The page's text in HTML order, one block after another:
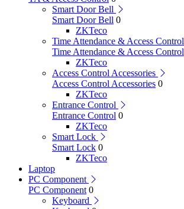
Smart Door Bell
Smart Door Bell 0
ZKTeco
Time Attendance & Access Control
Time Attendance & Access Control
ZKTeco
Access Control Accessories
Access Control Accessories 0
ZKTeco
Entrance Control
Entrance Control 0
ZKTeco
Smart Lock
Smart Lock 0
ZKTeco
Laptop
PC Component
PC Component 0
Keyboard